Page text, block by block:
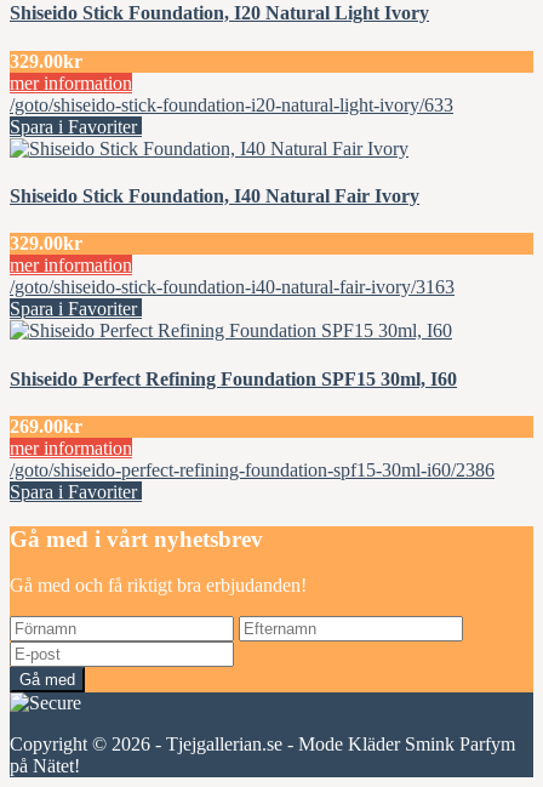
Shiseido Stick Foundation, I20 Natural Light Ivory
329.00kr
mer information
/goto/shiseido-stick-foundation-i20-natural-light-ivory/633
Spara i Favoriter
Shiseido Stick Foundation, I40 Natural Fair Ivory
329.00kr
mer information
/goto/shiseido-stick-foundation-i40-natural-fair-ivory/3163
Spara i Favoriter
Shiseido Perfect Refining Foundation SPF15 30ml, I60
269.00kr
mer information
/goto/shiseido-perfect-refining-foundation-spf15-30ml-i60/2386
Spara i Favoriter
Gå med i vårt nyhetsbrev
Gå med och få riktigt bra erbjudanden!
Gå med
Copyright © 2026 - Tjejgallerian.se - Mode Kläder Smink Parfym
på Nätet!